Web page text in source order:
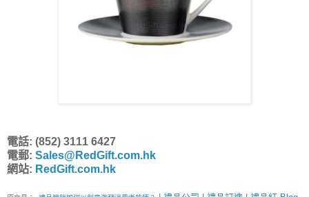
電話: (852) 3111 6427
電郵: Sales@RedGift.com.hk
網站: RedGift.com.hk